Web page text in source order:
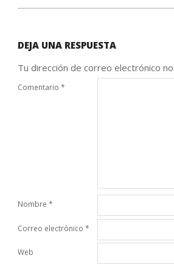
DEJA UNA RESPUESTA
Tu dirección de correo electrónico
Comentario *
Nombre *
Correo electrónico *
Web